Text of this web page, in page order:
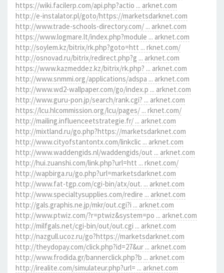
https://wiki.facilerp.com/api.php?actio ... arknet.com
http://e-instalator.pl/goto/https://marketsdarknet.com
http://www.trade-schools-directory.com/ ... arknet.com
https://www.logmare.lt/index.php?module ... arknet.com
http://soylem.kz/bitrix/rk.php?goto=htt ... rknet.com/
http://osnovad.ru/bitrix/redirect.php?g ... arknet.com
https://www.kazmeddez.kz/bitrix/rk.php? ... arknet.com
http://www.snmmi.org/applications/adspa ... arknet.com
http://www.wd2-wallpaper.com/go/index.p ... arknet.com
http://www.guru-pon.jp/search/rank.cgi? ... arknet.com
https://lcu.hlcommission.org/lcu/pages/ ... rknet.com/
http://mailing.influenceetstrategie.fr/ ... arknet.com
http://mixtland.ru/go.php?https://marketsdarknet.com
http://www.cityofstantontx.com/linkclic ... arknet.com
http://www.waddengids.nl/waddengids/out ... arknet.com
http://hui.zuanshi.com/link.php?url=htt ... rknet.com/
http://wapbirga.ru/go.php?url=marketsdarknet.com
http://www.fat-tgp.com/cgi-bin/atx/out. ... arknet.com
http://www.specialtysupplies.com/redire ... arknet.com
http://gals.graphis.ne.jp/mkr/out.cgi?i ... arknet.com
http://www.ptwiz.com/?r=ptwiz&system=po ... arknet.com
http://milfgals.net/cgi-bin/out/out.cgi ... arknet.com
http://nazgull.ucoz.ru/go?https://marketsdarknet.com
http://theydopay.com/click.php?id=27&ur ... arknet.com
http://www.frodida.gr/bannerclick.php?b ... arknet.com
http://irealite.com/simulateur.php?url= ... arknet.com